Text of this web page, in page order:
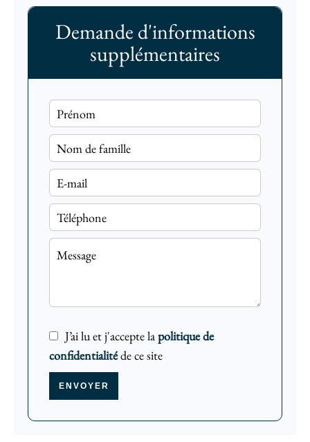
Demande d'informations
supplémentaires
J’ai lu et j'accepte lapolitique de
confidentialitéde ce site
ENVOYER